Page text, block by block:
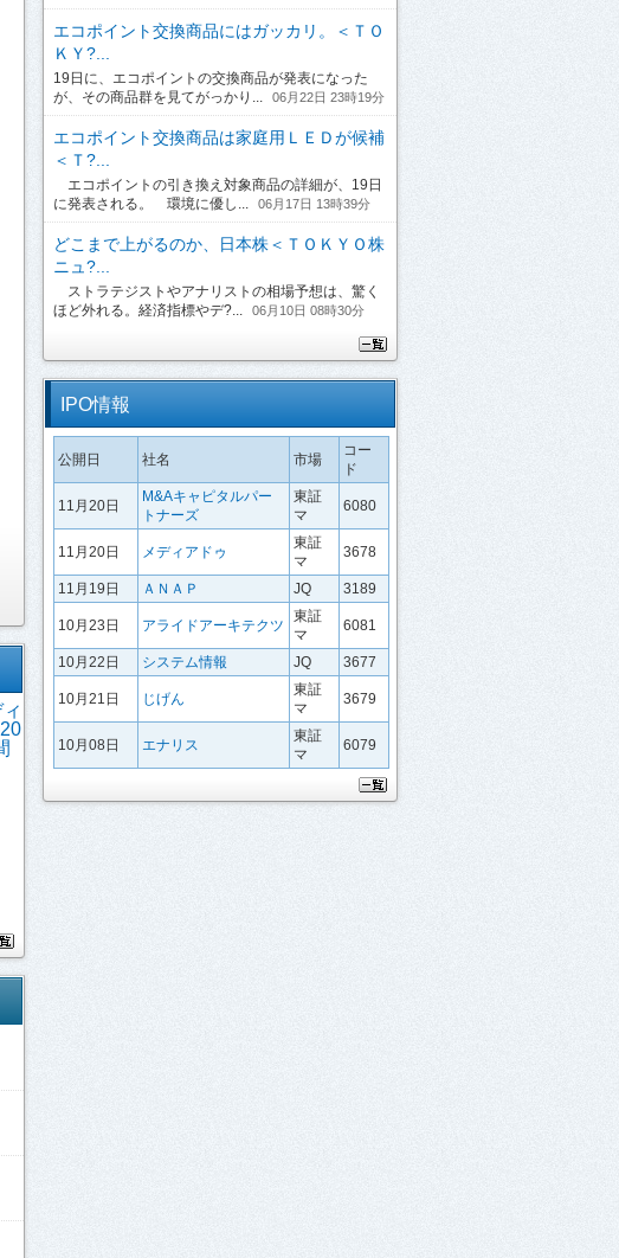
エコポイント交換商品にはガッカリ。＜ＴＯ
ＫＹ?...
19日に、エコポイントの交換商品が発表になった
が、その商品群を見てがっかり...
06月22日 23時19分
エコポイント交換商品は家庭用ＬＥＤが候補
＜Ｔ?...
エコポイントの引き換え対象商品の詳細が、19日
に発表される。 環境に優し...
06月17日 13時39分
どこまで上がるのか、日本株＜ＴＯＫＹＯ株
ニュ?...
ストラテジストやアナリストの相場予想は、驚く
ほど外れる。経済指標やデ?...
06月10日 08時30分
IPO情報
公開日 社名 市場
コー
ド
11月20日
M&Aキャピタルパー
トナーズ
東証
マ
6080
11月20日 メディアドゥ
東証
マ
3678
11月19日 ＡＮＡＰ JQ 3189
10月23日 アライドアーキテクツ
東証
マ
6081
10月22日 システム情報 JQ 3677
10月21日 じげん
東証
マ
3679
10月08日 エナリス
東証
マ
6079